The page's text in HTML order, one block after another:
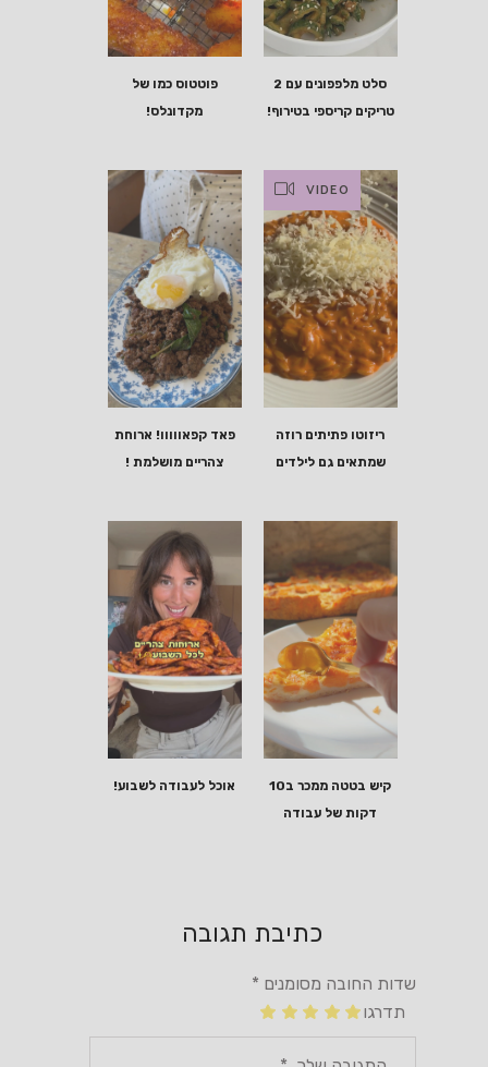
פוטטוס כמו של
מקדונלס!
סלט מלפפונים עם 2
טריקים קריספי בטירוף!
פאד קפאווווו! ארוחת
צהריים מושלמת !
VIDEO
ריזוטו פתיתים רוזה
שמתאים גם לילדים
אוכל לעבודה לשבוע!
קיש בטטה ממכר ב10
דקות של עבודה
כתיבת תגובה
שדות החובה מסומנים *
תדרגו